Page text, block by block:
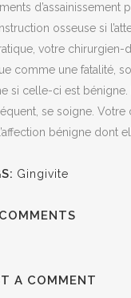
osseuse si
votre
comme une fatalité,
si celle-ci est bénigne.
se soigne.
bénigne dont
Gingivite
A COMMENT